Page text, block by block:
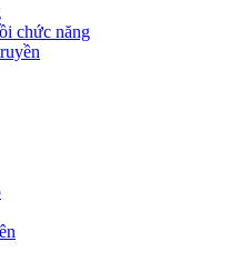
chức năng